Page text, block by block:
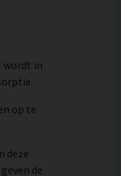
wordt in
op te
deze
de